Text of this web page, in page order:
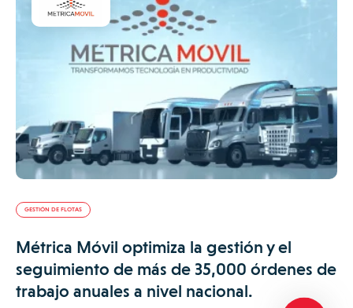
GESTIÓN DE FLOTAS
Métrica Móvil optimiza la gestión y el
seguimiento de más de 35,000 órdenes de
trabajo anuales a nivel nacional.